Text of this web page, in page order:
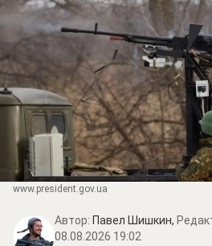
www.prеsidеnt.gоv.uа
Автор: Павел Шишкин,
08.08.2026 19:02